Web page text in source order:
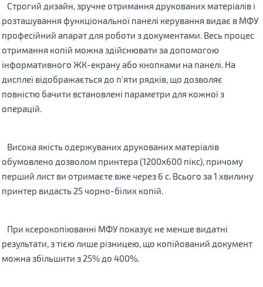
Строгий дизайн, зручне отримання друкованих матеріалів і
розташування функціональної панелі керування видає в МФУ
професійний апарат для роботи з документами. Весь процес
отримання копій можна здійснювати за допомогою
інформативного ЖК-екрану або кнопками на панелі. На
дисплеї відображається до п'яти рядків, що дозволяє
повністю бачити встановлені параметри для кожної з
операцій.
Висока якість одержуваних друкованих матеріалів
обумовлено дозволом принтера (1200х600 пікс), причому
перший лист ви отримаєте вже через 6 с. Всього за 1 хвилину
принтер видасть 25 чорно-білих копій.
При ксерокопіюванні МФУ показує не менше видатні
результати, з тією лише різницею, що копійований документ
можна збільшити з 25% до 400%.